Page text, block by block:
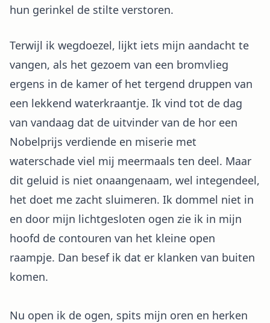
hun gerinkel de stilte verstoren.
Terwijl ik wegdoezel, lijkt iets mijn aandacht te
vangen, als het gezoem van een bromvlieg
ergens in de kamer of het tergend druppen van
een lekkend waterkraantje. Ik vind tot de dag
van vandaag dat de uitvinder van de hor een
Nobelprijs verdiende en miserie met
waterschade viel mij meermaals ten deel. Maar
dit geluid is niet onaangenaam, wel integendeel,
het doet me zacht sluimeren. Ik dommel niet in
en door mijn lichtgesloten ogen zie ik in mijn
hoofd de contouren van het kleine open
raampje. Dan besef ik dat er klanken van buiten
komen.
Nu open ik de ogen, spits mijn oren en herken